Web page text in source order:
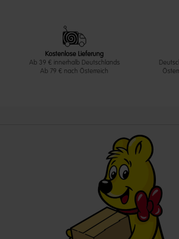
Kostenlose Lieferung
Ab 39 € innerhalb Deutschlands
Ab 79 € nach Österreich